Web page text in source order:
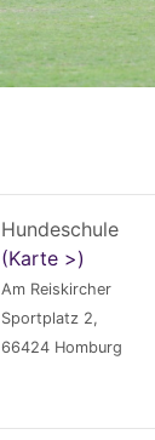
Hundeschule
(Karte >)
Am Reiskircher
Sportplatz 2,
66424 Homburg